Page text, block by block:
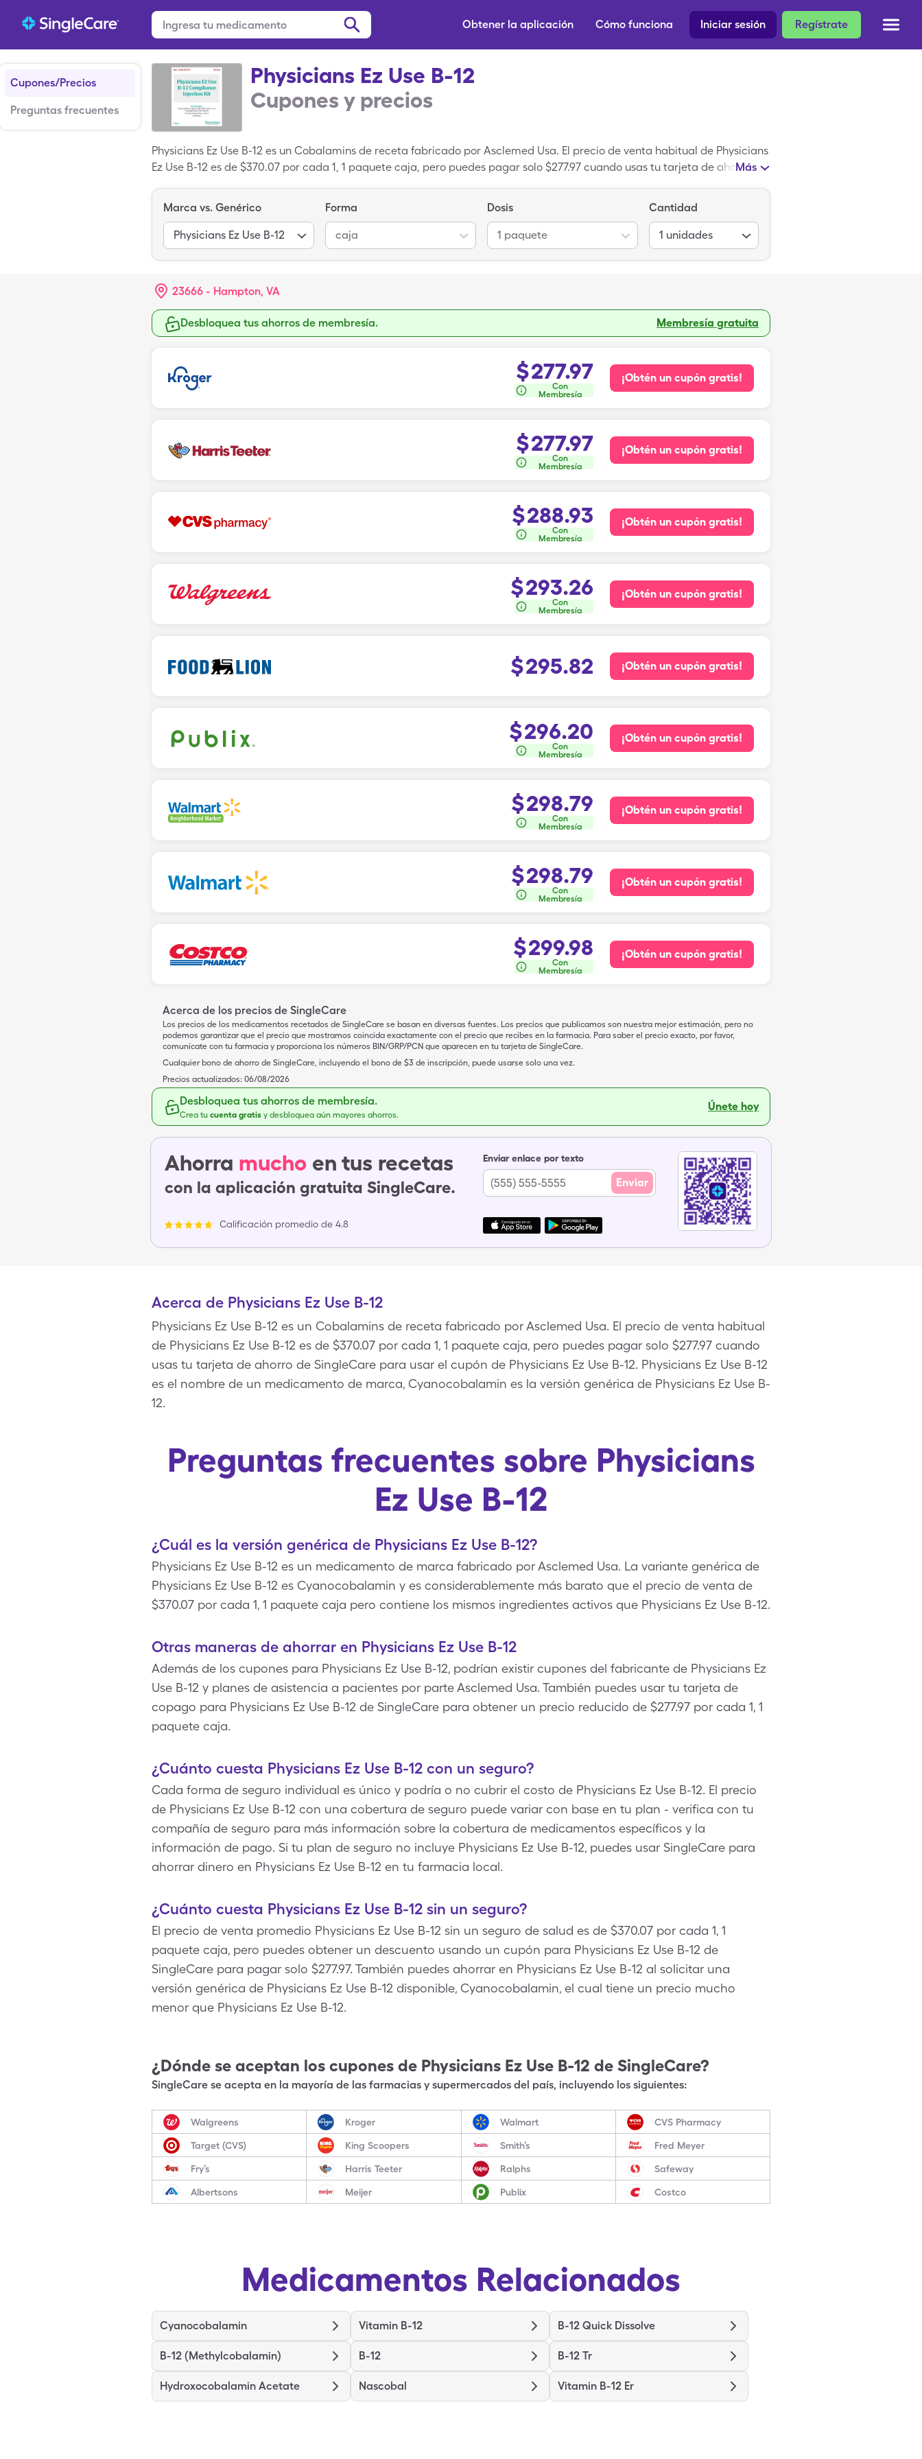
Regístrate
Iniciar sesión
Cómo funciona
Obtener la aplicación
Cupones/Precios
Preguntas frecuentes
Physicians Ez Use B-12
Cupones y precios
Physicians Ez Use B-12 es un Cobalamins de receta fabricado por Asclemed Usa. El precio de venta habitual de Physicians
Ez Use B-12 es de $370.07 por cada 1, 1 paquete caja, pero puedes pagar solo $277.97 cuando usas tu tarjeta de ahorro de
marca, Cyanocobalamin es la versión genérica de Physicians Ez Use B-12.
Más
Marca vs. Genérico
Physicians Ez Use B-12
Forma
caja
Dosis
1 paquete
Cantidad
1 unidades
23666 - Hampton, VA
Desbloquea tus ahorros de membresía. Membresía gratuita
$277.97
Con
Membresía
¡Obtén un cupón gratis!
$277.97
Con
Membresía
¡Obtén un cupón gratis!
$288.93
Con
Membresía
¡Obtén un cupón gratis!
$293.26
Con
Membresía
¡Obtén un cupón gratis!
$295.82 ¡Obtén un cupón gratis!
$296.20
Con
Membresía
¡Obtén un cupón gratis!
$298.79
Con
Membresía
¡Obtén un cupón gratis!
$298.79
Con
Membresía
¡Obtén un cupón gratis!
$299.98
Con
Membresía
¡Obtén un cupón gratis!
Acerca de los precios de SingleCare
Los precios de los medicamentos recetados de SingleCare se basan en diversas fuentes. Los precios que publicamos son nuestra mejor estimación, pero no
podemos garantizar que el precio que mostramos coincida exactamente con el precio que recibes en la farmacia. Para saber el precio exacto, por favor,
comunícate con tu farmacia y proporciona los números BIN/GRP/PCN que aparecen en tu tarjeta de SingleCare.
Cualquier bono de ahorro de SingleCare, incluyendo el bono de $3 de inscripción, puede usarse solo una vez.
Precios actualizados: 06/08/2026
Desbloquea tus ahorros de membresía.
Crea tu cuenta gratis y desbloquea aún mayores ahorros.
Únete hoy
Ahorra mucho en tus recetas
con la aplicación gratuita SingleCare.
Calificación promedio de 4.8
Enviar enlace por texto
Enviar
Acerca de Physicians Ez Use B-12
Physicians Ez Use B-12 es un Cobalamins de receta fabricado por Asclemed Usa. El precio de venta habitual
de Physicians Ez Use B-12 es de $370.07 por cada 1, 1 paquete caja, pero puedes pagar solo $277.97 cuando
usas tu tarjeta de ahorro de SingleCare para usar el cupón de Physicians Ez Use B-12. Physicians Ez Use B-12
es el nombre de un medicamento de marca, Cyanocobalamin es la versión genérica de Physicians Ez Use B-
12.
Preguntas frecuentes sobre Physicians
Ez Use B-12
¿Cuál es la versión genérica de Physicians Ez Use B-12?
Physicians Ez Use B-12 es un medicamento de marca fabricado por Asclemed Usa. La variante genérica de
Physicians Ez Use B-12 es Cyanocobalamin y es considerablemente más barato que el precio de venta de
$370.07 por cada 1, 1 paquete caja pero contiene los mismos ingredientes activos que Physicians Ez Use B-12.
Otras maneras de ahorrar en Physicians Ez Use B-12
Además de los cupones para Physicians Ez Use B-12, podrían existir cupones del fabricante de Physicians Ez
Use B-12 y planes de asistencia a pacientes por parte Asclemed Usa. También puedes usar tu tarjeta de
copago para Physicians Ez Use B-12 de SingleCare para obtener un precio reducido de $277.97 por cada 1, 1
paquete caja.
¿Cuánto cuesta Physicians Ez Use B-12 con un seguro?
Cada forma de seguro individual es único y podría o no cubrir el costo de Physicians Ez Use B-12. El precio
de Physicians Ez Use B-12 con una cobertura de seguro puede variar con base en tu plan - verifica con tu
compañía de seguro para más información sobre la cobertura de medicamentos específicos y la
información de pago. Si tu plan de seguro no incluye Physicians Ez Use B-12, puedes usar SingleCare para
ahorrar dinero en Physicians Ez Use B-12 en tu farmacia local.
¿Cuánto cuesta Physicians Ez Use B-12 sin un seguro?
El precio de venta promedio Physicians Ez Use B-12 sin un seguro de salud es de $370.07 por cada 1, 1
paquete caja, pero puedes obtener un descuento usando un cupón para Physicians Ez Use B-12 de
SingleCare para pagar solo $277.97. También puedes ahorrar en Physicians Ez Use B-12 al solicitar una
versión genérica de Physicians Ez Use B-12 disponible, Cyanocobalamin, el cual tiene un precio mucho
menor que Physicians Ez Use B-12.
¿Dónde se aceptan los cupones de Physicians Ez Use B-12 de SingleCare?
SingleCare se acepta en la mayoría de las farmacias y supermercados del país, incluyendo los siguientes:
Walgreens Kroger Walmart CVS Pharmacy
Target (CVS) King Scoopers Smith’s Fred Meyer
Fry’s Harris Teeter Ralphs Safeway
Albertsons Meijer Publix Costco
Medicamentos Relacionados
Cyanocobalamin Vitamin B-12 B-12 Quick Dissolve
B-12 (Methylcobalamin) B-12 B-12 Tr
Hydroxocobalamin Acetate Nascobal Vitamin B-12 Er